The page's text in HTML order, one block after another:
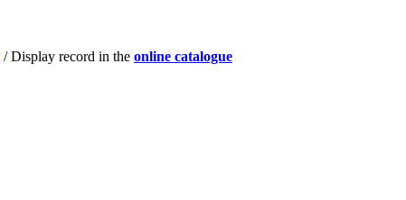
/ Display record in the online catalogue